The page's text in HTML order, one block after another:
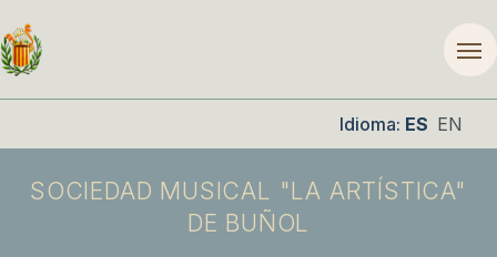
Idioma: ES EN
SOCIEDAD MUSICAL "LA ARTÍSTICA"
DE BUÑOL